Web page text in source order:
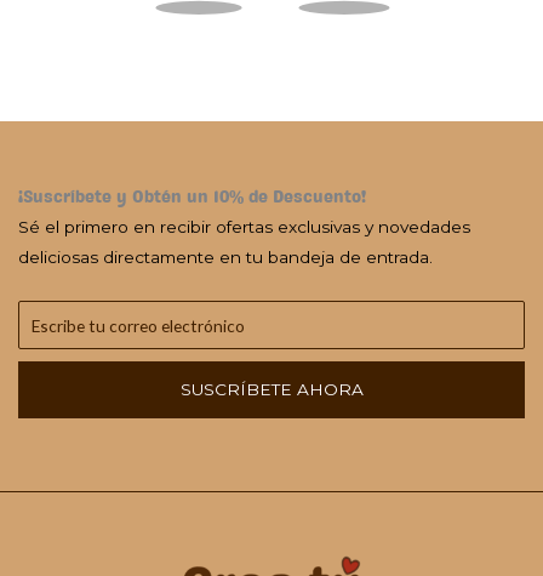
¡Suscríbete y Obtén un 10% de Descuento!
Sé el primero en recibir ofertas exclusivas y novedades
deliciosas directamente en tu bandeja de entrada.
SUSCRÍBETE AHORA